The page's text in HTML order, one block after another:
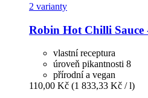
2 varianty
Robin Hot Chilli
vlastní receptura
úroveň pikantnosti 8
přírodní a vegan
110,00 Kč (1 833,33 Kč / l)